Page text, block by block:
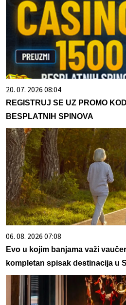
20. 07. 2026 08:04
REGISTRUJ SE UZ PROMO
BESPLATNIH SPINOVA
06. 08. 2026 07:08
Evo u kojim banjama važi
kompletan spisak destinacija u